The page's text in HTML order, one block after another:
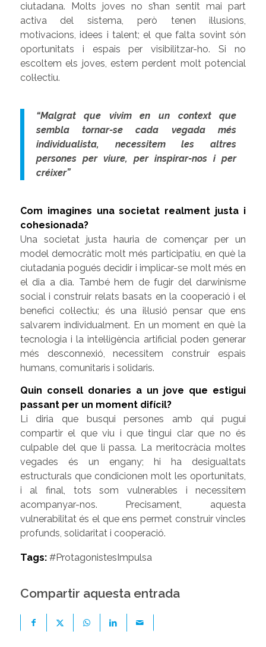
ciutadana. Molts joves no s’han sentit mai part
activa del sistema, però tenen il·lusions,
motivacions, idees i talent; el que falta sovint són
oportunitats i espais per visibilitzar-ho. Si no
escoltem els joves, estem perdent molt potencial
col·lectiu.
“Malgrat que vivim en un context que
sembla tornar-se cada vegada més
individualista, necessitem les altres
persones per viure, per inspirar-nos i per
créixer”
Com imagines una societat realment justa i
cohesionada?
Una societat justa hauria de començar per un
model democràtic molt més participatiu, en què la
ciutadania pogués decidir i implicar-se molt més en
el dia a dia. També hem de fugir del darwinisme
social i construir relats basats en la cooperació i el
benefici col·lectiu; és una il·lusió pensar que ens
salvarem individualment. En un moment en què la
tecnologia i la intel·ligència artificial poden generar
més desconnexió, necessitem construir espais
humans, comunitaris i solidaris.
Quin consell donaries a un jove que estigui
passant per un moment difícil?
Li diria que busqui persones amb qui pugui
compartir el que viu i que tingui clar que no és
culpable del que li passa. La meritocràcia moltes
vegades és un engany; hi ha desigualtats
estructurals que condicionen molt les oportunitats,
i al final, tots som vulnerables i necessitem
acompanyar-nos. Precisament, aquesta
vulnerabilitat és el que ens permet construir vincles
profunds, solidaritat i cooperació.
Tags: #ProtagonistesImpulsa
Compartir aquesta entrada